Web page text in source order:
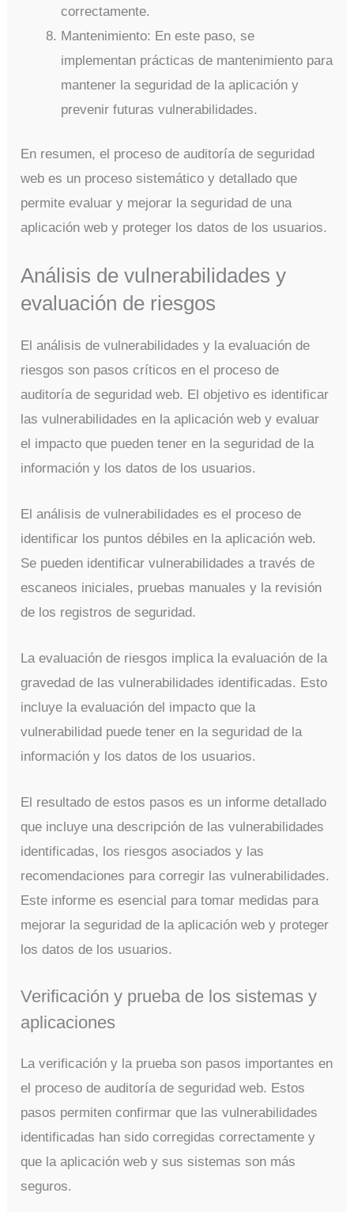
correctamente.
Mantenimiento: En este paso, se
implementan prácticas de mantenimiento para
mantener la seguridad de la aplicación y
prevenir futuras vulnerabilidades.
En resumen, el proceso de auditoría de seguridad
web es un proceso sistemático y detallado que
permite evaluar y mejorar la seguridad de una
aplicación web y proteger los datos de los usuarios.
Análisis de vulnerabilidades y
evaluación de riesgos
El análisis de vulnerabilidades y la evaluación de
riesgos son pasos críticos en el proceso de
auditoría de seguridad web. El objetivo es identificar
las vulnerabilidades en la aplicación web y evaluar
el impacto que pueden tener en la seguridad de la
información y los datos de los usuarios.
El análisis de vulnerabilidades es el proceso de
identificar los puntos débiles en la aplicación web.
Se pueden identificar vulnerabilidades a través de
escaneos iniciales, pruebas manuales y la revisión
de los registros de seguridad.
La evaluación de riesgos implica la evaluación de la
gravedad de las vulnerabilidades identificadas. Esto
incluye la evaluación del impacto que la
vulnerabilidad puede tener en la seguridad de la
información y los datos de los usuarios.
El resultado de estos pasos es un informe detallado
que incluye una descripción de las vulnerabilidades
identificadas, los riesgos asociados y las
recomendaciones para corregir las vulnerabilidades.
Este informe es esencial para tomar medidas para
mejorar la seguridad de la aplicación web y proteger
los datos de los usuarios.
Verificación y prueba de los sistemas y
aplicaciones
La verificación y la prueba son pasos importantes en
el proceso de auditoría de seguridad web. Estos
pasos permiten confirmar que las vulnerabilidades
identificadas han sido corregidas correctamente y
que la aplicación web y sus sistemas son más
seguros.